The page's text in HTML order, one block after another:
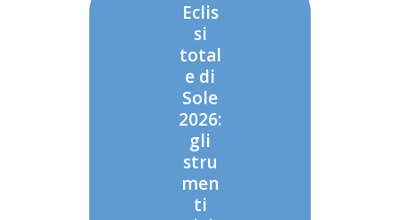
Eclis
si
total
e di
Sole
2026:
gli
stru
men
ti